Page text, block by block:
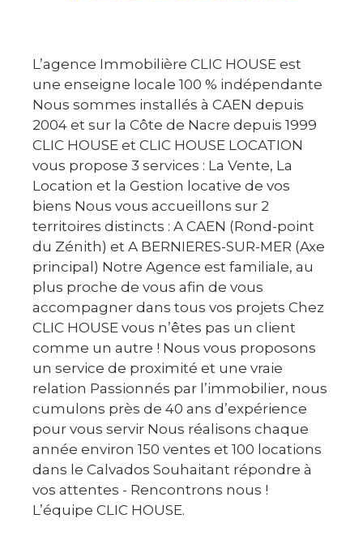
L’agence Immobilière CLIC HOUSE est
une enseigne locale 100 % indépendante
Nous sommes installés à CAEN depuis
2004 et sur la Côte de Nacre depuis 1999
CLIC HOUSE et CLIC HOUSE LOCATION
vous propose 3 services : La Vente, La
Location et la Gestion locative de vos
biens Nous vous accueillons sur 2
territoires distincts : A CAEN (Rond-point
du Zénith) et A BERNIERES-SUR-MER (Axe
principal) Notre Agence est familiale, au
plus proche de vous afin de vous
accompagner dans tous vos projets Chez
CLIC HOUSE vous n’êtes pas un client
comme un autre ! Nous vous proposons
un service de proximité et une vraie
relation Passionnés par l’immobilier, nous
cumulons près de 40 ans d’expérience
pour vous servir Nous réalisons chaque
année environ 150 ventes et 100 locations
dans le Calvados Souhaitant répondre à
vos attentes - Rencontrons nous !
L’équipe CLIC HOUSE.